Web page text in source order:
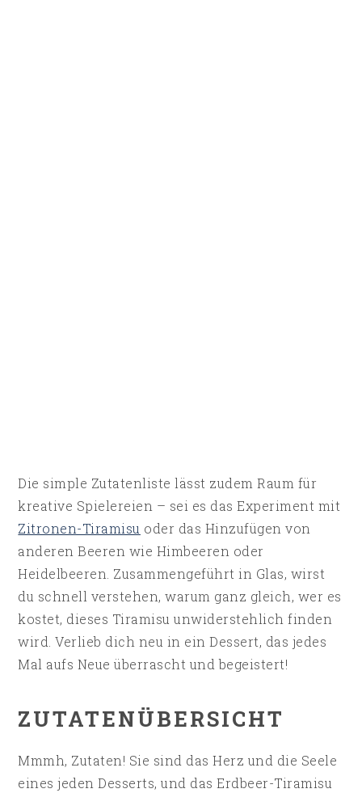
Die simple Zutatenliste lässt zudem Raum für
kreative Spielereien – sei es das Experiment mit
Zitronen-Tiramisu oder das Hinzufügen von
anderen Beeren wie Himbeeren oder
Heidelbeeren. Zusammengeführt in Glas, wirst
du schnell verstehen, warum ganz gleich, wer es
kostet, dieses Tiramisu unwiderstehlich finden
wird. Verlieb dich neu in ein Dessert, das jedes
Mal aufs Neue überrascht und begeistert!
ZUTATENÜBERSICHT
Mmmh, Zutaten! Sie sind das Herz und die Seele
eines jeden Desserts, und das Erdbeer-Tiramisu